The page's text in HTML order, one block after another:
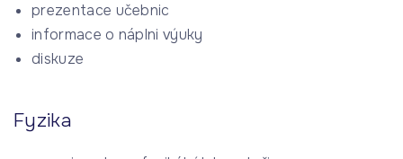
prezentace učebnic
informace o náplni výuky
diskuze
Fyzika